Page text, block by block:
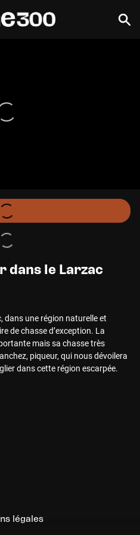
dans le Larzac
dans une région naturelle et
de chasse d’exception. La
mais sa chasse très
piqueur, qui nous dévoilera
dans cette région escarpée.
légales